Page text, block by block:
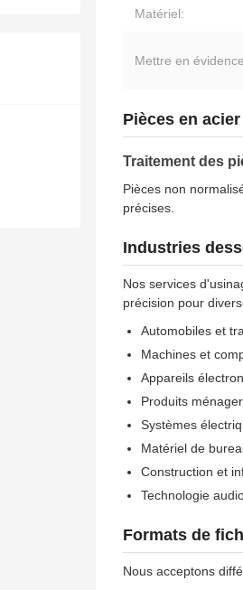
Matériel:
Mettre en
Pièces en
Traitement des
Pièces non
précises.
Industries
Nos services
précision pour
Automobiles et
Machines et
Appareils
Produits
Systèmes
Matériel de
Construction et
Technologie
Formats de
Nous acceptons